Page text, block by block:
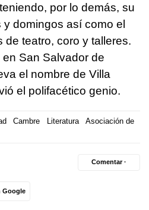
por lo demás, su
domingos así como el
de teatro, coro y talleres.
San Salvador de
el nombre de Villa
el polifacético genio.
Cambre Literatura
Asociación de
Google
Comentar ·